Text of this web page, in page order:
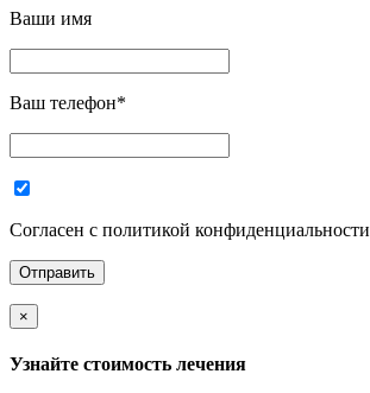
Ваши имя
Ваш телефон*
Согласен с политикой конфиденциальности
×
Узнайте стоимость лечения